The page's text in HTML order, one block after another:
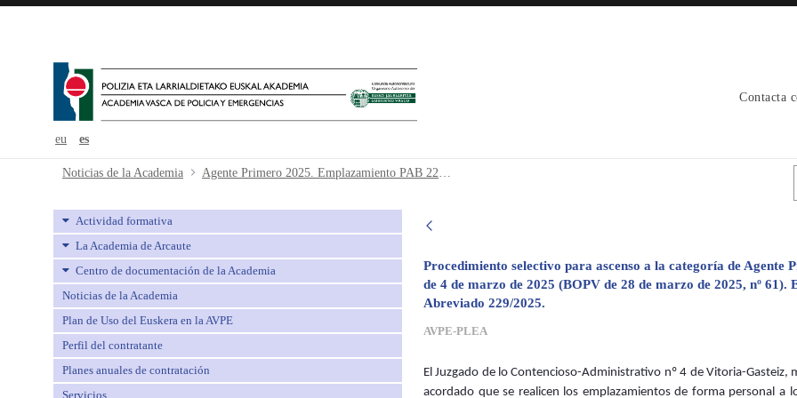
eu es
Contacta
Agente Primero 2025. Emplazamiento PAB 229/2025 - avpe
Noticias de la Academia Agente Primero 2025. Emplazamiento PAB 229/2025
Actividad formativa
La Academia de Arcaute
Centro de documentación de la Academia
Noticias de la Academia
Plan de Uso del Euskera en la AVPE
Perfil del contratante
Planes anuales de contratación
Servicios
Procedimiento selectivo para ascenso a la categoría de
de 4 de marzo de 2025 (BOPV de 28 de marzo de 2025, nº
Abreviado 229/2025.
AVPE-PLEA
El Juzgado de lo Contencioso-Administrativo nº 4 de Vitoria-
acordado que se realicen los emplazamientos de forma personal a